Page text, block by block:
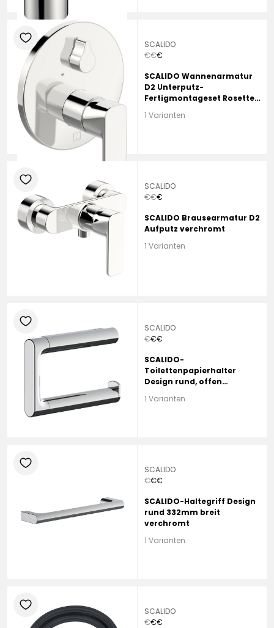
heart
SCALIDO
€€€
SCALIDO Wannenarmatur
D2 Unterputz-
Fertigmontageset Rosette
1 Varianten
heart
SCALIDO
€€€
SCALIDO Brausearmatur D2
Aufputz verchromt
1 Varianten
heart
SCALIDO
€€€
SCALIDO-
Toilettenpapierhalter
Design rund, offen
1 Varianten
heart
SCALIDO
€€€
SCALIDO-Haltegriff Design
rund 332mm breit
verchromt
1 Varianten
heart
SCALIDO
€€€